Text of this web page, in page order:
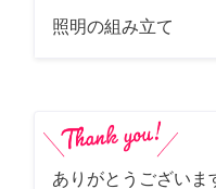
照明の組み立て
ありがとうございま